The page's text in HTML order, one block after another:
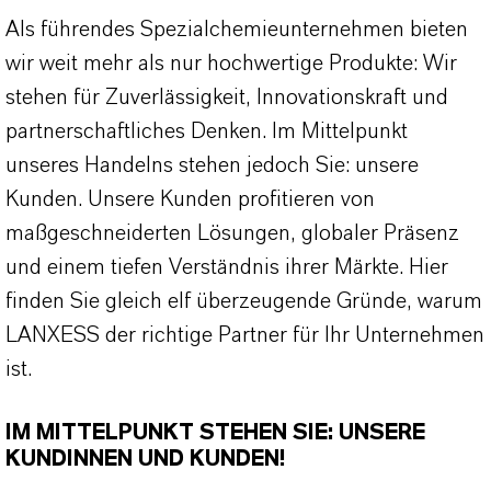
Als führendes Spezialchemieunternehmen bieten
wir weit mehr als nur hochwertige Produkte: Wir
stehen für Zuverlässigkeit, Innovationskraft und
partnerschaftliches Denken. Im Mittelpunkt
unseres Handelns stehen jedoch Sie: unsere
Kunden. Unsere Kunden profitieren von
maßgeschneiderten Lösungen, globaler Präsenz
und einem tiefen Verständnis ihrer Märkte. Hier
finden Sie gleich elf überzeugende Gründe, warum
LANXESS der richtige Partner für Ihr Unternehmen
ist.
IM MITTELPUNKT STEHEN SIE: UNSERE
KUNDINNEN UND KUNDEN!